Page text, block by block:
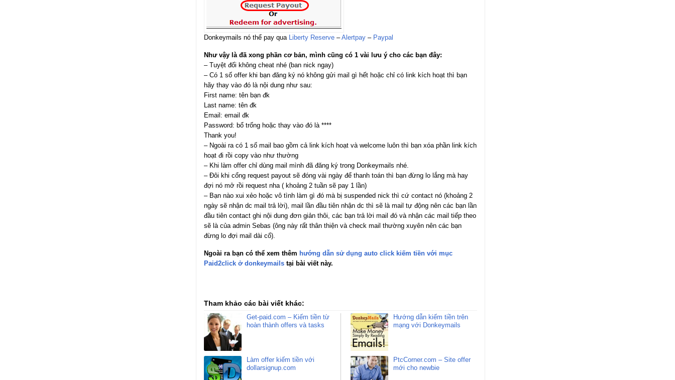
Donkeymails nó thể pay qua Liberty Reserve –Alertpay – Paypal
Như vậy là đã xong phần cơ bản, mình cũng có 1 vài lưu ý cho các bạn đây:
– Tuyệt đối không cheat nhé (ban nick ngay)
– Có 1 số offer khi bạn đăng ký nó không gửi mail gì hết hoặc chỉ có link kích hoạt thì bạn
hãy thay vào đó là nội dung như sau:
First name: tên bạn đk
Last name: tên đk
Email: email đk
Password: bổ trống hoặc thay vào đó là ****
Thank you!
– Ngoài ra có 1 số mail bao gồm cả link kích hoạt và welcome luôn thì bạn xóa phần link kích
hoạt đi rồi copy vào như thường
– Khi làm offer chỉ dùng mail mình đã đăng ký trong Donkeymails nhé.
– Đôi khi cổng request payout sẽ đóng vài ngày để thanh toán thì bạn đừng lo lắng mà hay
đợi nó mở rồi request nha ( khoảng 2 tuần sẽ pay 1 lần)
– Bạn nào xui xẻo hoặc vô tình làm gì đó mà bị suspended nick thì cứ contact nó (khoảng 2
ngày sẽ nhận dc mail trả lời), mail lần đầu tiên nhận dc thì sẽ là mail tự động nên các bạn lần
đầu tiên contact ghi nội dung đơn giản thôi, các bạn trả lời mail đó và nhận các mail tiếp theo
sẽ là của admin Sebas (ông này rất thân thiện và check mail thường xuyên nên các bạn
đừng lo đợi mail dài cổ).
Ngoài ra bạn có thể xem thêm hướng dẫn sử dụng auto click kiếm tiền với mục
Paid2click ở donkeymails tại bài viết này.
Tham khảo các bài viết khác:
Get-paid.com – Kiếm tiền từ
hoàn thành offers và tasks
Làm offer kiếm tiền với
dollarsignup.com
Hướng dẫn kiếm tiền trên
mạng với Donkeymails
PtcCorner.com – Site offer
mới cho newbie